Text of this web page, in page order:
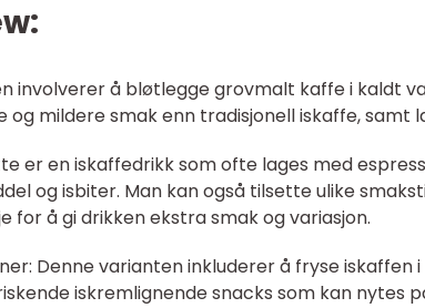
involverer å bløtlegge grovmalt kaffe i kaldt
og mildere smak enn tradisjonell iskaffe, samt
er en iskaffedrikk som ofte lages med
og isbiter. Man kan også tilsette ulike
for å gi drikken ekstra smak og variasjon.
Denne varianten inkluderer å fryse iskaffen
iskremlignende snacks som kan nytes